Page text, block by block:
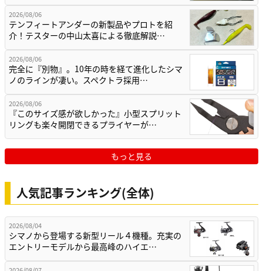
2026/08/06
テンフィートアンダーの新製品やプロトを紹
介！テスターの中山太喜による徹底解説…
2026/08/06
完全に『別物』。10年の時を経て進化したシマ
ノのラインが凄い。スペクトラ採用…
2026/08/06
『このサイズ感が欲しかった』小型スプリット
リングも楽々開閉できるプライヤーが…
もっと見る
人気記事ランキング(全体)
2026/08/04
シマノから登場する新型リール４機種。充実の
エントリーモデルから最高峰のハイエ…